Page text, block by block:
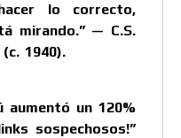
lo correcto,
mirando.” — C.S.
1940).
aumentó un 120%
sospechosos!”